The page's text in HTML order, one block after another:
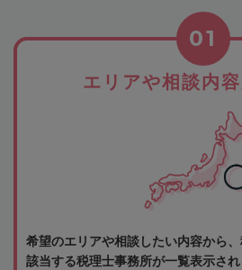
エリアや相談内
01
希望のエリアや相談したい内容から、
該当する税理士事務所が一覧表示さ